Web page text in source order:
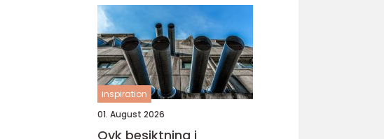
inspiration
01. August 2026
Ovk besiktning i